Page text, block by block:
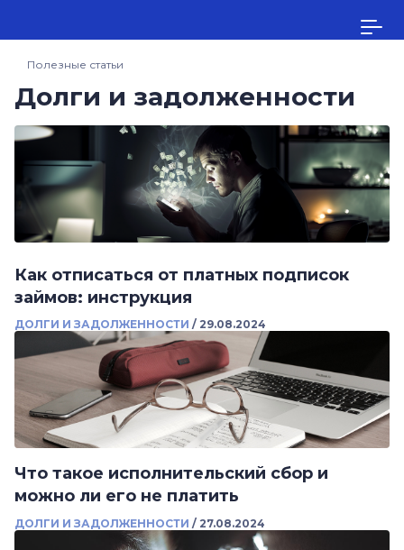
Полезные статьи
Долги и задолженности
Как отписаться от платных подписок
займов: инструкция
ДОЛГИ И ЗАДОЛЖЕННОСТИ / 29.08.2024
Что такое исполнительский сбор и
можно ли его не платить
ДОЛГИ И ЗАДОЛЖЕННОСТИ / 27.08.2024